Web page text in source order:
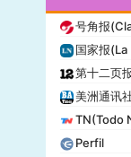
迈阿密先
号角报
国家报
第十二页
美洲通讯
TN(Todo
Perfil